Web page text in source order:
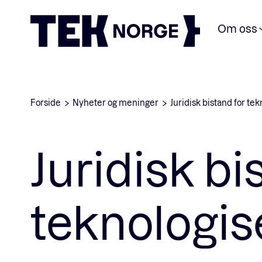
Om oss
Forside Nyheter og meninger Juridisk bistand for
Juridisk